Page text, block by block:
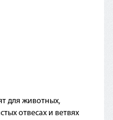
для животных,
отвесах и ветвях